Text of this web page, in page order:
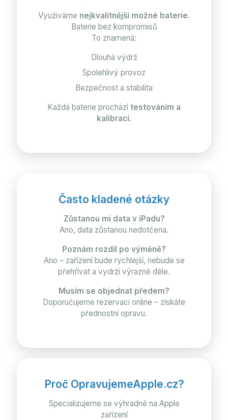
Využiváme nejkvalitnější možné baterie.
Baterie bez kompromisů
To znamená:
Dlouhá výdrž
Spolehlivý provoz
Bezpečnost a stabilita
Každá baterie prochází testováním a
kalibrací.
Často kladené otázky
Zůstanou mi data v iPadu?
Ano, data zůstanou nedotčena.
Poznám rozdíl po výměně?
Ano – zařízení bude rychlejší, nebude se
přehřívat a vydrží výrazně déle.
Musím se objednat předem?
Doporučujeme rezervaci online – získáte
přednostní opravu.
Proč OpravujemeApple.cz?
Specializujeme se výhradně na Apple
zařízení